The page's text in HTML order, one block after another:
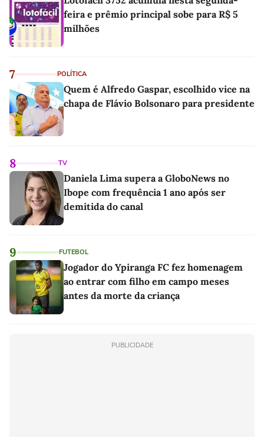
feira e prêmio principal sobe para R$ 5
milhões
7 POLÍTICA
Quem é Alfredo Gaspar, escolhido vice na
chapa de Flávio Bolsonaro para presidente
8 TV
Daniela Lima supera a GloboNews no
Ibope com frequência 1 ano após ser
demitida do canal
9 FUTEBOL
Jogador do Ypiranga FC fez homenagem
ao entrar com filho em campo meses
antes da morte da criança
PUBLICIDADE